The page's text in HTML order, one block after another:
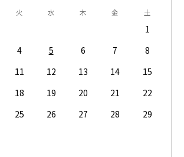
火 水 木 金 土
1
4 5 6 7
8
11 12 13 14
15
18 19 20 21
22
25 26 27 28
29